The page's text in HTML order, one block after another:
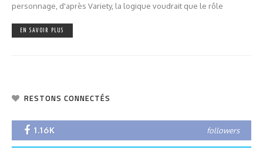
personnage, d'après Variety, la logique voudrait que le rôle
EN SAVOIR PLUS
RESTONS CONNECTÉS
1.16K followers